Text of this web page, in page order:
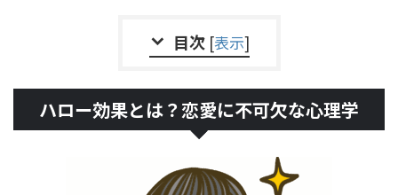
目次 [表示]
ハロー効果とは？恋愛に不可欠な心理学